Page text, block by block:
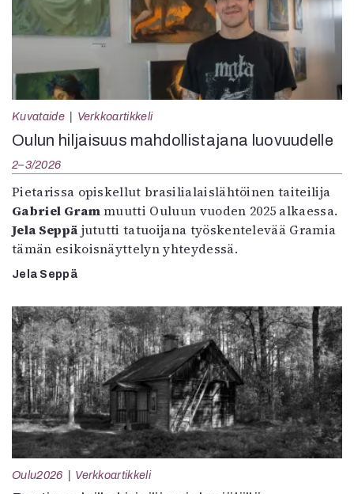
Kuvataide Verkkoartikkeli
Oulun hiljaisuus mahdollistajana luovuudelle
2–3/2026
Pietarissa opiskellut brasilialaislähtöinen taiteilija
Gabriel Grammuutti Ouluun vuoden 2025 alkaessa.
Jela Seppä jututti tatuoijana työskentelevää Gramia
tämän esikoisnäyttelyn yhteydessä.
Jela Seppä
Oulu2026 Verkkoartikkeli